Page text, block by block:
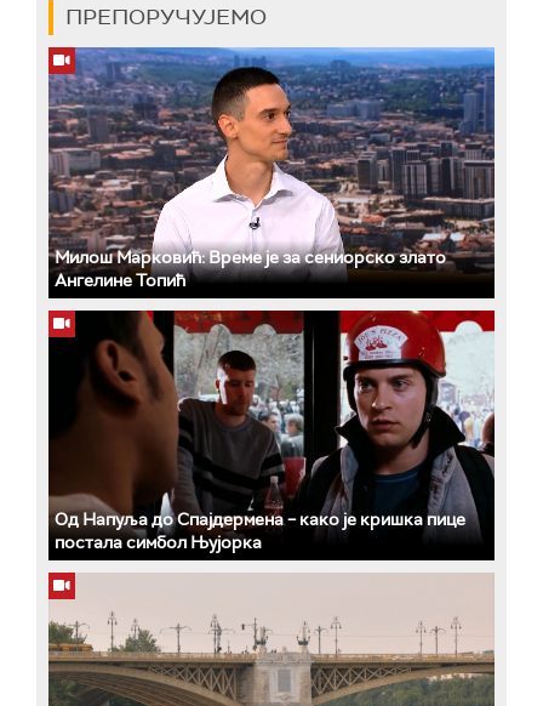
ПРЕПОРУЧУЈЕМО
Милош Марковић: Време је за сениорско злато
Ангелине Топић
Од Напуља до Спајдермена – како је кришка пице
постала симбол Њујорка